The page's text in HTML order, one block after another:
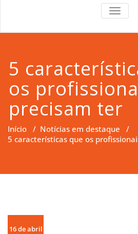
5
os
precisam ter
Início / Notícias em destaque /
5 características que os
16 de abril